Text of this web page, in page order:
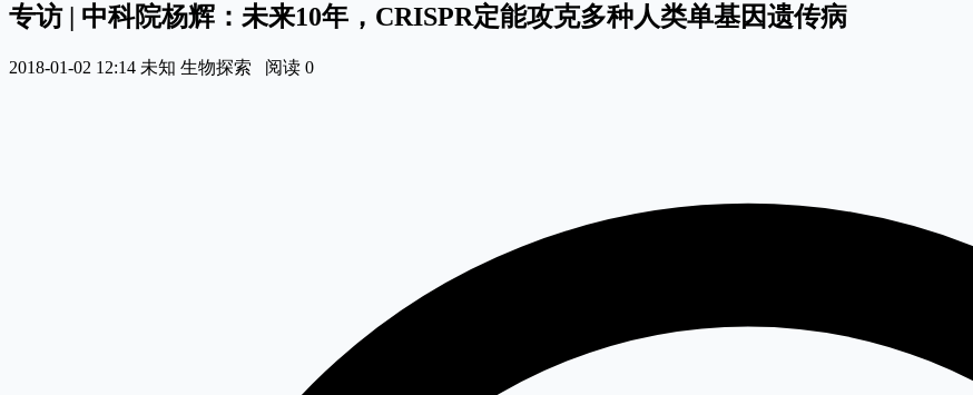
专访 | 中科院杨辉：未来10年，CRISPR定能攻克多种人类单基因遗传病
2018-01-02 12:14 未知 生物探索 阅读 0